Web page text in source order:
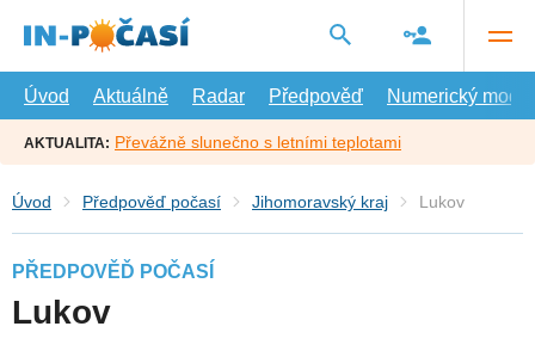
hlavní
Úvod
Aktuálně Radar Předpověď Numerický model
AKTUALITA: Převážně slunečno s letními teplotami
Úvod Předpověď počasí Jihomoravský kraj Lukov
PŘEDPOVĚĎ POČASÍ
Lukov